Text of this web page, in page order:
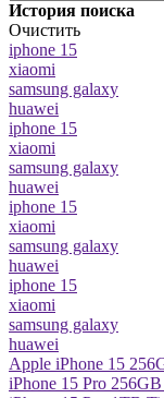
История поиска
Очистить
iphone 15
xiaomi
samsung galaxy
huawei
iphone 15
xiaomi
samsung galaxy
huawei
iphone 15
xiaomi
samsung galaxy
huawei
iphone 15
xiaomi
samsung galaxy
huawei
Apple iPhone 15
iPhone 15 Pro